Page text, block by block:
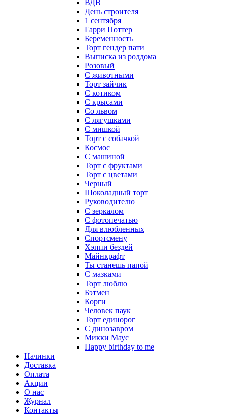
ВДВ
День строителя
1 сентября
Гарри Поттер
Беременность
Торт гендер пати
Выписка из роддома
Розовый
С животными
Торт зайчик
С котиком
С крысами
Со львом
С лягушками
С мишкой
Торт с собачкой
Космос
С машиной
Торт с фруктами
Торт с цветами
Черный
Шоколадный торт
Руководителю
С зеркалом
С фотопечатью
Для влюбленных
Спортсмену
Хэппи бездей
Майнкрафт
Ты станешь папой
С мазками
Торт люблю
Бэтмен
Корги
Человек паук
Торт единорог
С динозавром
Микки Маус
Happy birthday to me
Начинки
Доставка
Оплата
Акции
О нас
Журнал
Контакты